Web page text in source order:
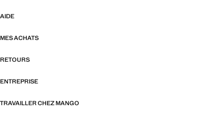
AIDE
MES ACHATS
RETOURS
ENTREPRISE
TRAVAILLER CHEZ MANGO